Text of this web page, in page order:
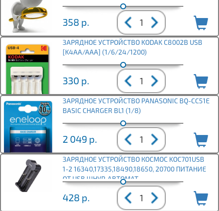
358 р.
ЗАРЯДНОЕ УСТРОЙСТВО KODAK C8002B USB
[K4AA/AAA] (1/6/24/1200)
330 р.
ЗАРЯДНОЕ УСТРОЙСТВО PANASONIC BQ-CC51E
BASIC CHARGER BL1 (1/8)
2 049 р.
ЗАРЯДНОЕ УСТРОЙСТВО КОСМОС KOC701USB
1-2 16340,17335,18490,18650, 20700 ПИТАНИЕ
ОТ USB ШНУР. АВТОМАТ
428 р.